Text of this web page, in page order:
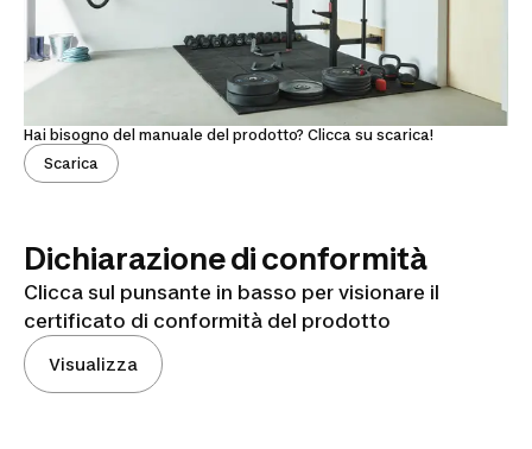
Hai bisogno del manuale del prodotto? Clicca su scarica!
Scarica
Dichiarazione di conformità
Clicca sul punsante in basso per visionare il
certificato di conformità del prodotto
Visualizza